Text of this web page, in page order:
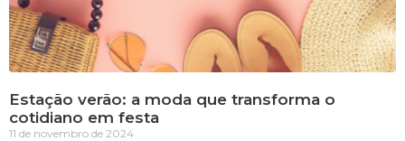
Estação verão: a moda que transforma o
cotidiano em festa
11 de novembro de 2024